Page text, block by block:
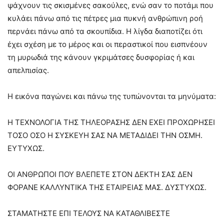
ψάχνουν τις σκισμένες σακούλες, ενώ σαν το ποτάμι που
κυλάει πάνω από τις πέτρες μια πυκνή ανθρώπινη ροή
περνάει πάνω από τα σκουπίδια. Η λίγδα διαποτίζει ότι
έχει σχέση με το μέρος και οι περαστικοί που εισπνέουν
τη μυρωδιά της κάνουν γκριμάτσες δυσφορίας ή και
απελπισίας.
Η εικόνα παγώνει και πάνω της τυπώνονται τα μηνύματα:
Η ΤΕΧΝΟΛΟΓΙΑ ΤΗΣ ΤΗΛΕΟΡΑΣΗΣ ΔΕΝ ΕΧΕΙ ΠΡΟΧΩΡΗΣΕΙ
ΤΟΣΟ ΟΣΟ Η ΣΥΣΚΕΥΗ ΣΑΣ ΝΑ ΜΕΤΑΔΙΔΕΙ ΤΗΝ ΟΣΜΗ.
ΕΥΤΥΧΩΣ.
ΟΙ ΑΝΘΡΩΠΟΙ ΠΟΥ ΒΛΕΠΕΤΕ ΣΤΟΝ ΔΕΚΤΗ ΣΑΣ ΔΕΝ
ΦΟΡΑΝΕ ΚΑΛΛΥΝΤΙΚΑ ΤΗΣ ΕΤΑΙΡΕΙΑΣ ΜΑΣ. ΔΥΣΤΥΧΩΣ.
ΣΤΑΜΑΤΗΣΤΕ ΕΠΙ ΤΕΛΟΥΣ ΝΑ ΚΑΤΑΘΛΙΒΕΣΤΕ